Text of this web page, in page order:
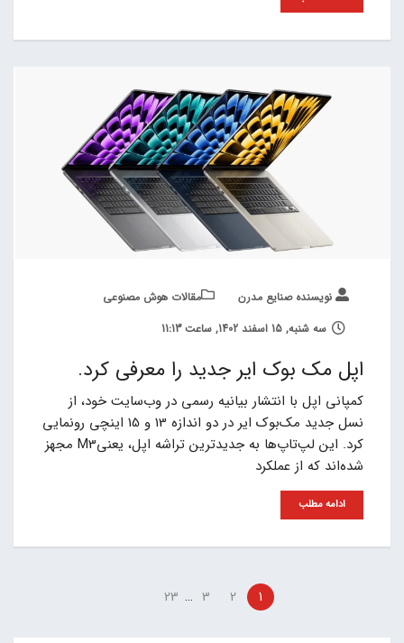
نویسنده صنایع مدرن
مقالات هوش مصنوعی
سه شنبه, 15 اسفند 1402, ساعت 11:13
اپل مک بوک ایر جدید را معرفی کرد.
کمپانی اپل با انتشار بیانیه رسمی در وب‌سایت خود، از
نسل جدید مک‌بوک ایر در دو اندازه 13 و 15 اینچی رونمایی
کرد. این لپ‌تاپ‌ها به جدیدترین تراشه اپل، یعنیM3 مجهز
شده‌اند که از عملکرد
ادامه مطلب
1
2
3
…
23